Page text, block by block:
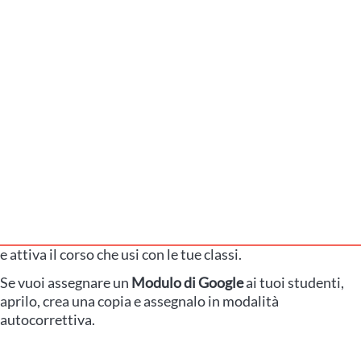
e attiva il corso che usi con le tue classi.
Se vuoi assegnare un Modulo di Googleai tuoi studenti,
aprilo, crea una copia e assegnalo in modalità
autocorrettiva.